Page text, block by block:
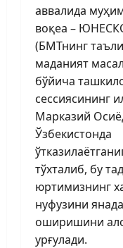
аввалида
воқеа –
(БМТнинг
маданият
бўйича
сессиясининг
Марказий
Ўзбекистонда
тўхталиб, бу
юртимизнинг
нуфузини янада
оширишини
урғулади.